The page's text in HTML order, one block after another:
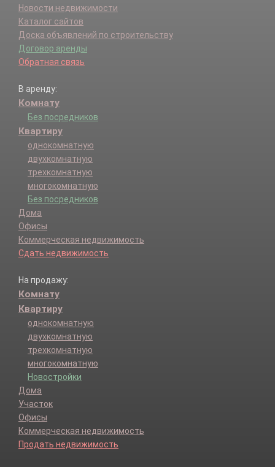
Новости недвижимости
Каталог сайтов
Доска объявлений по строительству
Договор аренды
Обратная связь
В аренду:
Комнату
Без посредников
Квартиру
однокомнатную
двухкомнатную
трехкомнатную
многокомнатную
Без посредников
Дома
Офисы
Коммерческая недвижимость
Сдать недвижимость
На продажу:
Комнату
Квартиру
однокомнатную
двухкомнатную
трехкомнатную
многокомнатную
Новостройки
Дома
Участок
Офисы
Коммерческая недвижимость
Продать недвижимость